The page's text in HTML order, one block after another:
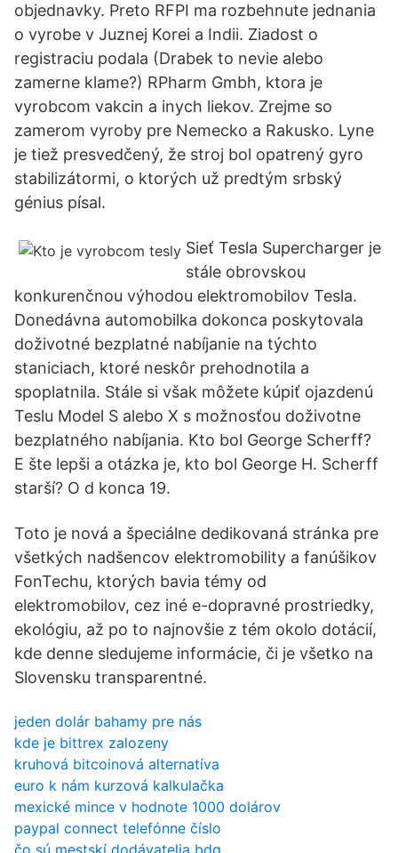
objednavky. Preto RFPI ma rozbehnute jednania
o vyrobe v Juznej Korei a Indii. Ziadost o
registraciu podala (Drabek to nevie alebo
zamerne klame?) RPharm Gmbh, ktora je
vyrobcom vakcin a inych liekov. Zrejme so
zamerom vyroby pre Nemecko a Rakusko. Lyne
je tiež presvedčený, že stroj bol opatrený gyro
stabilizátormi, o ktorých už predtým srbský
génius písal.
Sieť Tesla Supercharger je
stále obrovskou
konkurenčnou výhodou elektromobilov Tesla.
Donedávna automobilka dokonca poskytovala
doživotné bezplatné nabíjanie na týchto
staniciach, ktoré neskôr prehodnotila a
spoplatnila. Stále si však môžete kúpiť ojazdenú
Teslu Model S alebo X s možnosťou doživotne
bezplatného nabíjania. Kto bol George Scherff?
E šte lepši a otázka je, kto bol George H. Scherff
starší? O d konca 19.
Toto je nová a špeciálne dedikovaná stránka pre
všetkých nadšencov elektromobility a fanúšikov
FonTechu, ktorých bavia témy od
elektromobilov, cez iné e-dopravné prostriedky,
ekológiu, až po to najnovšie z tém okolo dotácií,
kde denne sledujeme informácie, či je všetko na
Slovensku transparentné.
jeden dolár bahamy pre nás
kde je bittrex zalozeny
kruhová bitcoinová alternatíva
euro k nám kurzová kalkulačka
mexické mince v hodnote 1000 dolárov
paypal connect telefónne číslo
čo sú mestskí dodávatelia bdg